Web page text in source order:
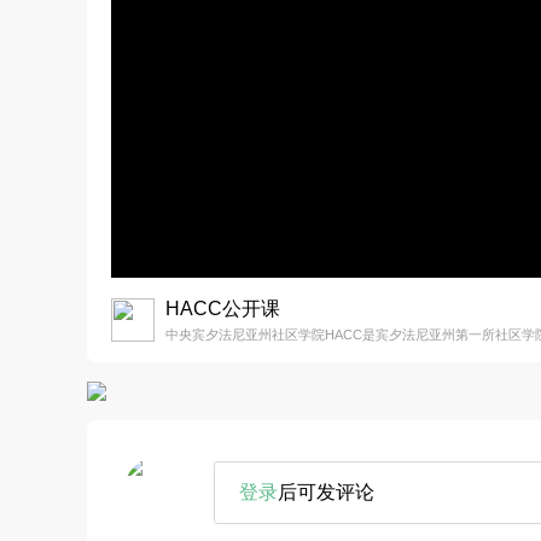
HACC公开课
中央宾夕法尼亚州社区学院HACC是宾夕法尼亚州第一所社区学
登录后可发评论